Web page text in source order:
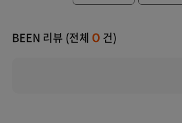
BEEN 리뷰 (전체 0 건)